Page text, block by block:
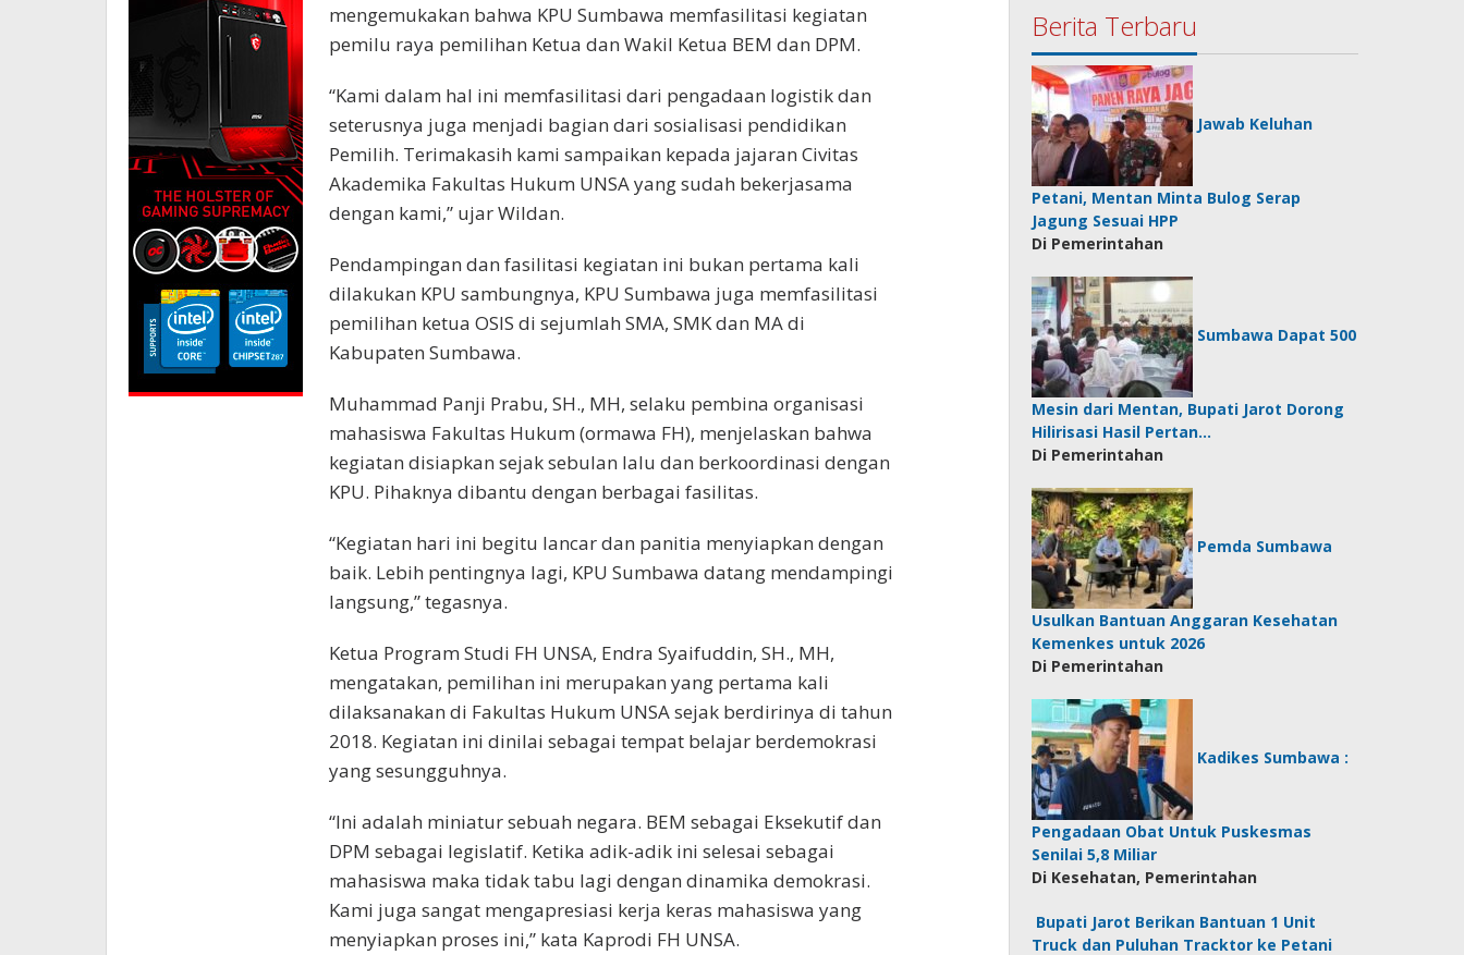
mengemukakan bahwa KPU Sumbawa memfasilitasi kegiatan
pemilu raya pemilihan Ketua dan Wakil Ketua BEM dan DPM.
“Kami dalam hal ini memfasilitasi dari pengadaan logistik dan
seterusnya juga menjadi bagian dari sosialisasi pendidikan
Pemilih. Terimakasih kami sampaikan kepada jajaran Civitas
Akademika Fakultas Hukum UNSA yang sudah bekerjasama
dengan kami,” ujar Wildan.
Pendampingan dan fasilitasi kegiatan ini bukan pertama kali
dilakukan KPU sambungnya, KPU Sumbawa juga memfasilitasi
pemilihan ketua OSIS di sejumlah SMA, SMK dan MA di
Kabupaten Sumbawa.
Muhammad Panji Prabu, SH., MH, selaku pembina organisasi
mahasiswa Fakultas Hukum (ormawa FH), menjelaskan bahwa
kegiatan disiapkan sejak sebulan lalu dan berkoordinasi dengan
KPU. Pihaknya dibantu dengan berbagai fasilitas.
“Kegiatan hari ini begitu lancar dan panitia menyiapkan dengan
baik. Lebih pentingnya lagi, KPU Sumbawa datang mendampingi
langsung,” tegasnya.
Ketua Program Studi FH UNSA, Endra Syaifuddin, SH., MH,
mengatakan, pemilihan ini merupakan yang pertama kali
dilaksanakan di Fakultas Hukum UNSA sejak berdirinya di tahun
2018. Kegiatan ini dinilai sebagai tempat belajar berdemokrasi
yang sesungguhnya.
“Ini adalah miniatur sebuah negara. BEM sebagai Eksekutif dan
DPM sebagai legislatif. Ketika adik-adik ini selesai sebagai
mahasiswa maka tidak tabu lagi dengan dinamika demokrasi.
Kami juga sangat mengapresiasi kerja keras mahasiswa yang
menyiapkan proses ini,” kata Kaprodi FH UNSA.
Berita Terbaru
Jawab Keluhan
Petani, Mentan Minta Bulog Serap
Jagung Sesuai HPP
Di Pemerintahan
Sumbawa Dapat 500
Mesin dari Mentan, Bupati Jarot Dorong
Hilirisasi Hasil Pertan…
Di Pemerintahan
Pemda Sumbawa
Usulkan Bantuan Anggaran Kesehatan
Kemenkes untuk 2026
Di Pemerintahan
Kadikes Sumbawa :
Pengadaan Obat Untuk Puskesmas
Senilai 5,8 Miliar
Di Kesehatan, Pemerintahan
Bupati Jarot Berikan Bantuan 1 Unit
Truck dan Puluhan Tracktor ke Petani